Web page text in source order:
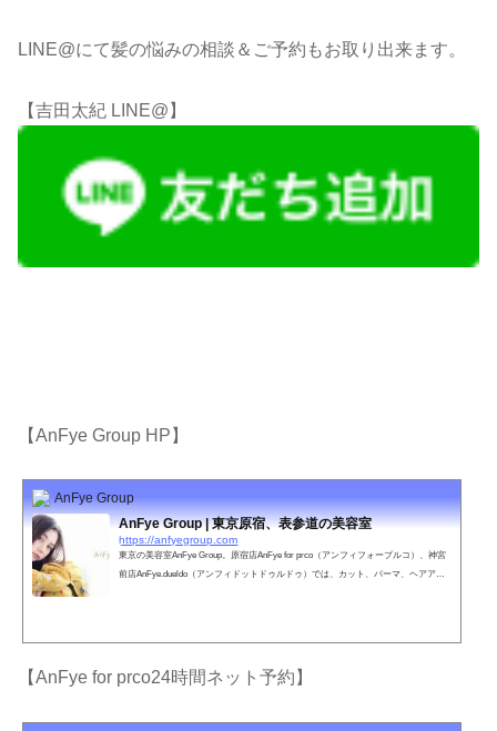
LINE@にて髪の悩みの相談＆ご予約もお取り出来ます。
【吉田太紀 LINE@】
【AnFye Group HP】
AnFye Group
AnFye Group | 東京原宿、表参道の美容室
https://anfyegroup.com
東京の美容室AnFye Group。原宿店AnFye for prco（アンフィフォープルコ）、神宮
前店AnFye.dueldo（アンフィドットドゥルドゥ）では、カット、パーマ、ヘアアレ
【AnFye for prco24時間ネット予約】